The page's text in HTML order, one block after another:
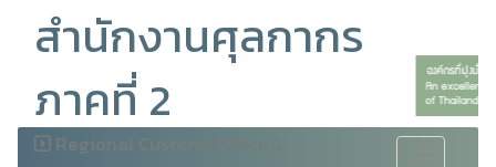
สำนักงานศุลกากร
ภาคที่ 2
Regional Customs Office 2